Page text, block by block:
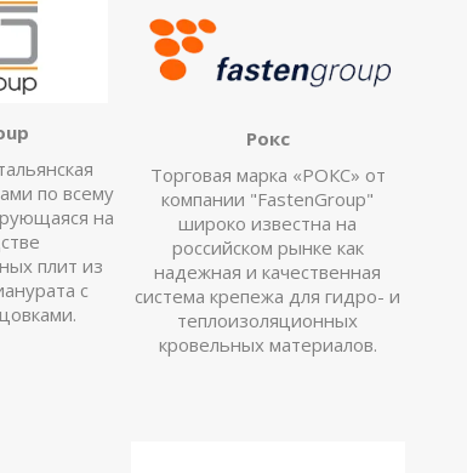
по всему
на
плит из
с
Рокс
Торговая марка «РОКС» от
компании "FastenGroup"
широко известна на
российском рынке как
надежная и качественная
система крепежа для гидро- и
теплоизоляционных
кровельных материалов.